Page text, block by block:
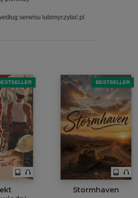
serwisu lubimyczytać.pl
BESTSELLER
Stormhaven